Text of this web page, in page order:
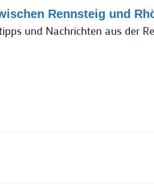
Rennsteig und
und Nachrichten aus der